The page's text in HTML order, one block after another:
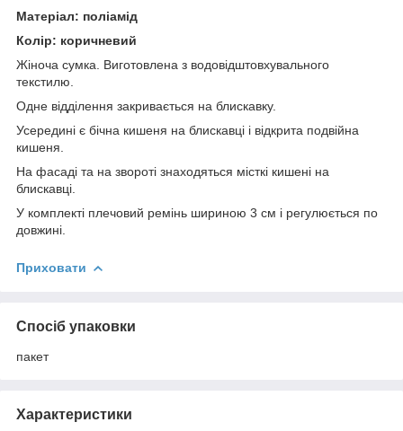
Матеріал: поліамід
Колір: коричневий
Жіноча сумка. Виготовлена ​​з водовідштовхувального
текстилю.
Одне відділення закривається на блискавку.
Усередині є бічна кишеня на блискавці і відкрита подвійна
кишеня.
На фасаді та на звороті знаходяться місткі кишені на
блискавці.
У комплекті плечовий ремінь шириною 3 см і регулюється по
довжині.
Приховати
Спосіб упаковки
пакет
Характеристики